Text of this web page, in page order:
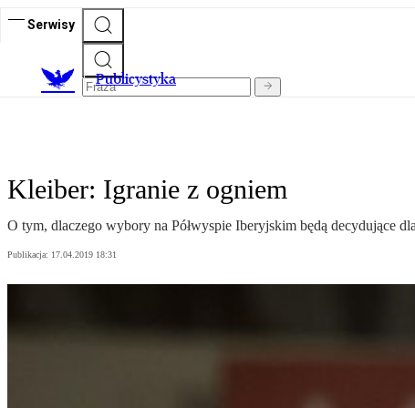
Serwisy
Publicystyka
Kleiber: Igranie z ogniem
O tym, dlaczego wybory na Półwyspie Iberyjskim będą decydujące
Publikacja: 17.04.2019 18:31